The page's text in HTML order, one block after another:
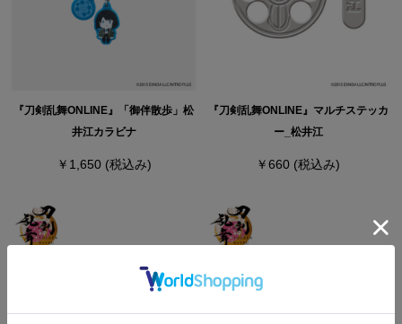
『刀剣乱舞ONLINE』「御伴散歩」松
井江カラビナ
￥1,650 (税込み)
『刀剣乱舞ONLINE』マルチステッカ
ー_松井江
￥660 (税込み)